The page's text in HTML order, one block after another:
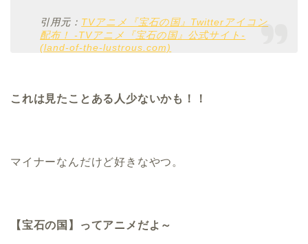
引用元： TVアニメ『宝石の国』Twitterアイコン
配布！ -TVアニメ『宝石の国』公式サイト-
(land-of-the-lustrous.com)
これは見たことある人少ないかも！！
マイナーなんだけど好きなやつ。
【宝石の国】ってアニメだよ～